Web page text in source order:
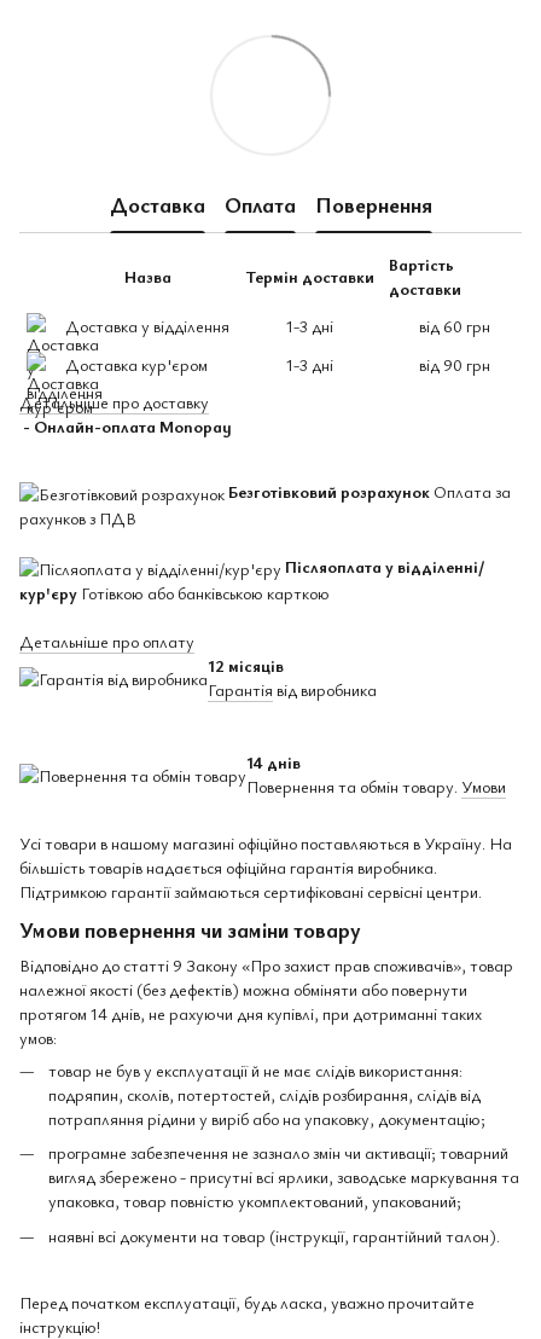
Доставка Оплата Повернення
Назва Термін доставки
Вартість
доставки
Доставка у відділення
1-3 дні
від 60 грн
Доставка кур'єром
1-3 дні
від 90 грн
Детальніше про доставку
- Онлайн-оплата Monopay
Безготівковий розрахунок Оплата за
рахунков з ПДВ
Післяоплата у відділенні/
кур'єру Готівкою або банківською карткою
Детальніше про оплату
12 місяців
Гарантія від виробника
14 днів
Повернення та обмін товару. Умови
Усі товари в нашому магазині офіційно поставляються в Україну. На
більшість товарів надається офіційна гарантія виробника.
Підтримкою гарантії займаються сертифіковані сервісні центри.
Умови повернення чи заміни товару
Відповідно до статті 9 Закону «Про захист прав споживачів», товар
належної якості (без дефектів) можна обміняти або повернути
протягом 14 днів, не рахуючи дня купівлі, при дотриманні таких
умов:
товар не був у експлуатації й не має слідів використання:
подряпин, сколів, потертостей, слідів розбирання, слідів від
потрапляння рідини у виріб або на упаковку, документацію;
програмне забезпечення не зазнало змін чи активації; товарний
вигляд збережено - присутні всі ярлики, заводське маркування та
упаковка, товар повністю укомплектований, упакований;
наявні всі документи на товар (інструкції, гарантійний талон).
Перед початком експлуатації, будь ласка, уважно прочитайте
інструкцію!